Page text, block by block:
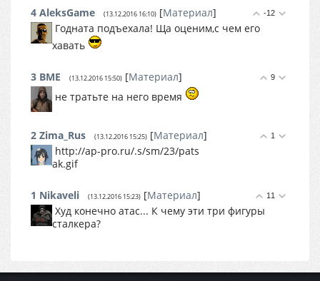
-12
4 AleksGame (13.12.2016 16:10) [Материал]
Годната подъехала! Ща оценим,с чем его
хавать
9
3 BME (13.12.2016 15:50) [Материал]
не тратьте на него время
1
2 Zima_Rus (13.12.2016 15:25) [Материал]
http://ap-pro.ru/.s/sm/23/pats
ak.gif
11
1 Nikaveli (13.12.2016 15:23) [Материал]
Худ конечно атас... К чему эти три фигуры
сталкера?